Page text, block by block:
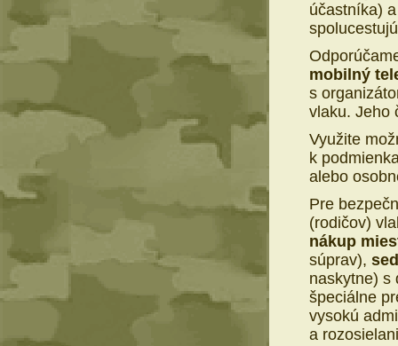
účastníka)
mobilný
s
vlaku. Jeho
Využite
k
alebo
Pre
(rodičov)
nákup
súprav),
naskytne) s
špeciálne
vysokú
a